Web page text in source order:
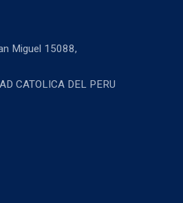
Miguel 15088,
CATOLICA DEL PERU